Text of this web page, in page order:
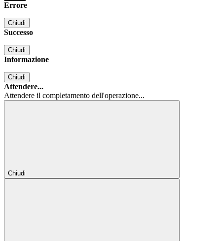
Errore
Chiudi
Successo
Chiudi
Informazione
Chiudi
Attendere...
Attendere il completamento dell'operazione...
Chiudi